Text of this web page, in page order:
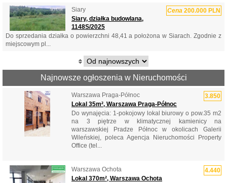
Siary Cena 200.000 PLN
Siary, działka budowlana,
1148S/2025
Do sprzedania działka o powierzchni 48,41 a położona w Siarach. Zgodnie z
miejscowym pl...
Najnowsze ogłoszenia w Nieruchomości
3.850
Warszawa Praga-Północ
Lokal 35m², Warszawa Praga-Północ
Do wynajęcia: 1-pokojowy lokal biurowy o pow.35 m2
na 3 piętrze w klimatycznej kamienicy na
warszawskiej Pradze Północ w okolicach Galerii
Wileńskiej, poleca Agencja Nieruchomości Property
Office (tel...
4.440
Warszawa Ochota
Lokal 370m², Warszawa Ochota